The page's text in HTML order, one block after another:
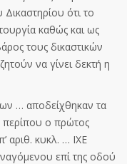
ότι το
καθώς και ως
τους δικαστικών
να γίνει δεκτή η
… αποδείχθηκαν τα
περίπου ο πρώτος
αριθ. κυκλ. … ΙΧΕ
επί της οδού